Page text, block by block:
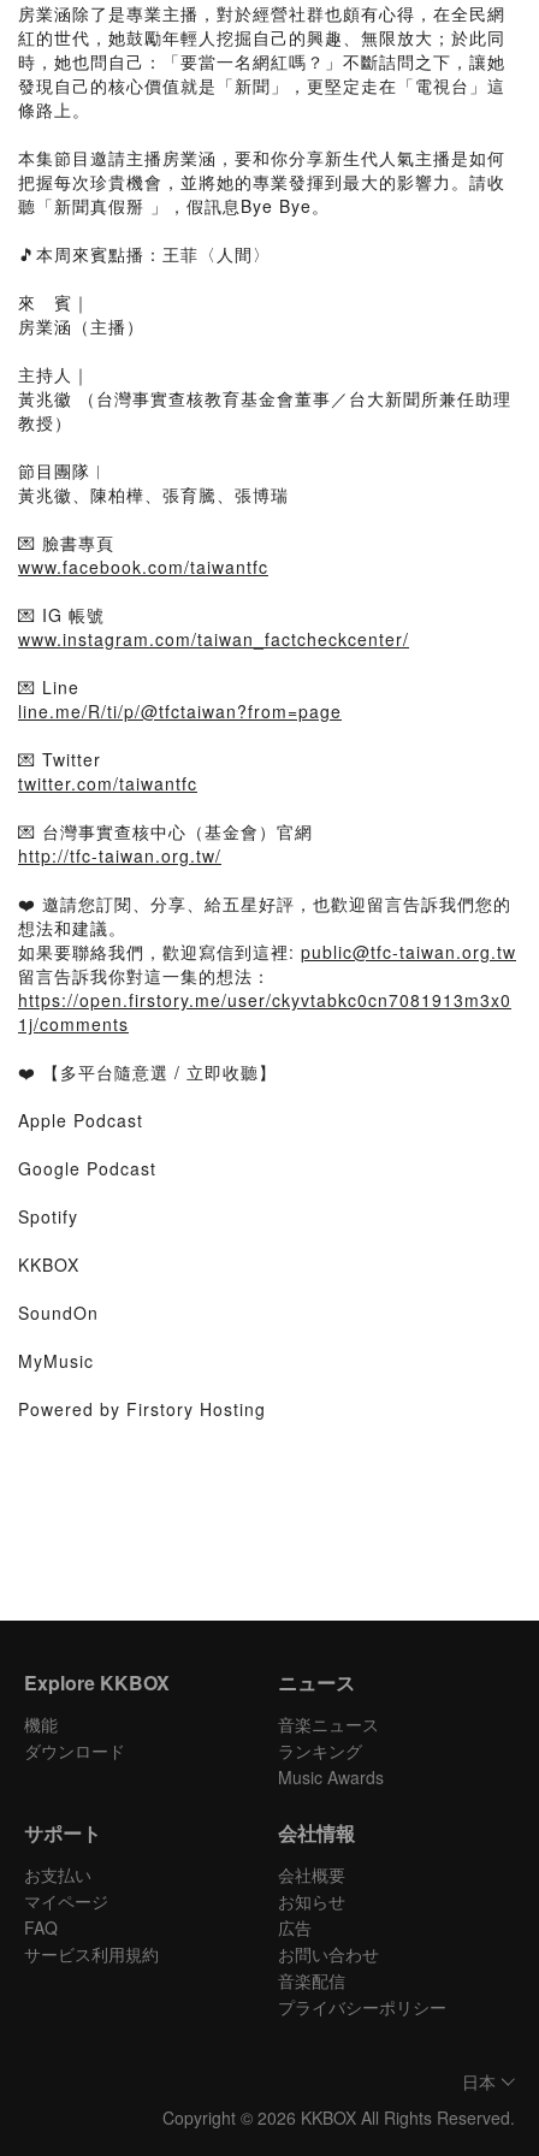
房業涵除了是專業主播，對於經營社群也頗有心得，在全民網
紅的世代，她鼓勵年輕人挖掘自己的興趣、無限放大；於此同
時，她也問自己：「要當一名網紅嗎？」不斷詰問之下，讓她
發現自己的核心價值就是「新聞」，更堅定走在「電視台」這
條路上。
本集節目邀請主播房業涵，要和你分享新生代人氣主播是如何
把握每次珍貴機會，並將她的專業發揮到最大的影響力。請收
聽「新聞真假掰 」，假訊息Bye Bye。
🎵本周來賓點播：王菲〈人間〉
來 賓｜
房業涵（主播）
主持人｜
黃兆徽 （台灣事實查核教育基金會董事／台大新聞所兼任助理
教授）
節目團隊︱
黃兆徽、陳柏樺、張育騰、張博瑞
💌 臉書專頁
www.facebook.com/taiwantfc
💌 IG 帳號
www.instagram.com/taiwan_factcheckcenter/
💌 Line
line.me/R/ti/p/@tfctaiwan?from=page
💌 Twitter
twitter.com/taiwantfc
💌 台灣事實查核中心（基金會）官網
http://tfc-taiwan.org.tw/
❤️ 邀請您訂閱、分享、給五星好評，也歡迎留言告訴我們您的
想法和建議。
如果要聯絡我們，歡迎寫信到這裡: public@tfc-taiwan.org.tw
留言告訴我你對這一集的想法：
https://open.firstory.me/user/ckyvtabkc0cn7081913m3x0
1j/comments
❤️ 【多平台隨意選 / 立即收聽】
Apple Podcast
Google Podcast
Spotify
KKBOX
SoundOn
MyMusic
Powered by Firstory Hosting
Explore KKBOX
機能
ダウンロード
ニュース
音楽ニュース
ランキング
Music Awards
サポート
お支払い
マイページ
FAQ
サービス利用規約
会社情報
会社概要
お知らせ
広告
お問い合わせ
音楽配信
プライバシーポリシー
日本
Copyright © 2026 KKBOX All Rights Reserved.